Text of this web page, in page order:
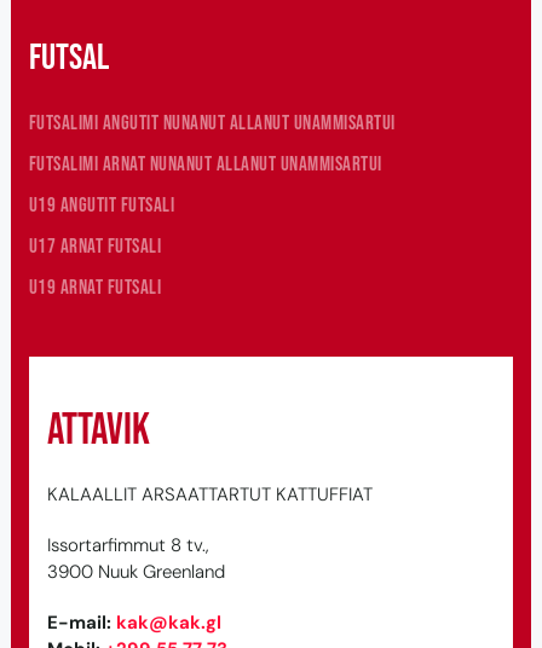
Futsal
Futsalimi angutit nunanut allanut unammisartui
Futsalimi arnat nunanut allanut unammisartui
U19 angutit futsali
U17 arnat futsali
U19 arnat futsali
Attavik
KALAALLIT ARSAATTARTUT KATTUFFIAT
Issortarfimmut 8 tv.,
3900 Nuuk Greenland
E-mail: kak@kak.gl